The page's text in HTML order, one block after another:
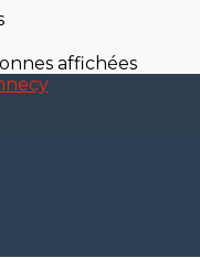
affichées